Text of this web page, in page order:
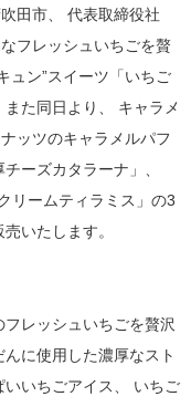
田市、 代表取締役社
フレッシュいちごを贅
ュン”スイーツ「いちご
た同日より、 キャラメ
ッツのキャラメルパフ
ーズカタラーナ」、
リームティラミス」の3
いたします。
レッシュいちごを贅沢
に使用した濃厚なスト
いちごアイス、 いちご